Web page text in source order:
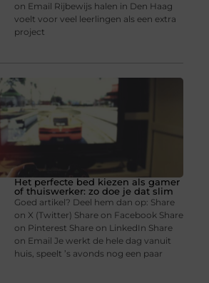
on Email Rijbewijs halen in Den Haag
voelt voor veel leerlingen als een extra
project
Het perfecte bed kiezen als gamer
of thuiswerker: zo doe je dat slim
Goed artikel? Deel hem dan op: Share
on X (Twitter) Share on Facebook Share
on Pinterest Share on LinkedIn Share
on Email Je werkt de hele dag vanuit
huis, speelt ’s avonds nog een paar